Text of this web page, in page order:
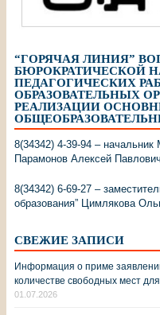
“ГОРЯЧАЯ ЛИНИЯ”
БЮРОКРАТИЧЕСКОЙ
ПЕДАГОГИЧЕСКИХ
ОБРАЗОВАТЕЛЬНЫХ
РЕАЛИЗАЦИИ
8(34342) 4-39-94 – начальник
Парамонов Алексей Павлович
8(34342) 6-69-27 –
образования” Цимлякова
СВЕЖИЕ ЗАПИСИ
Информация о приме
количестве свободных мест
01.07.2026